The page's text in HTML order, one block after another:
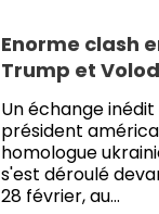
Enorme clash
Trump et
Un échange
président
homologue
s'est déroulé
28 février, au…